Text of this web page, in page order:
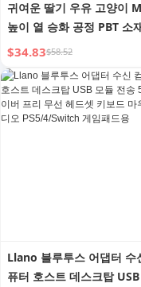
귀여운 딸기 우유 고양이
높이 열 승화 공정 PBT 소
리 시리즈 키캡 90% 키보드
환
$34.83$58.52
Llano 블루투스 어댑터 수
퓨터 호스트 데스크탑 USB